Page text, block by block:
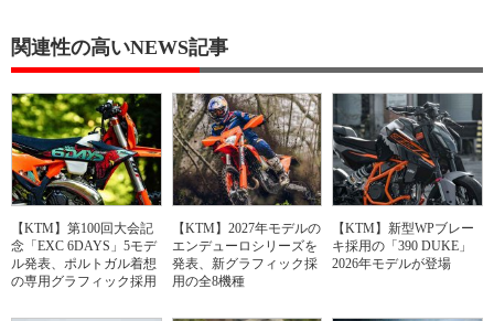
関連性の高いNEWS記事
【KTM】第100回大会記
念「EXC 6DAYS」5モデ
ル発表、ポルトガル着想
の専用グラフィック採用
【KTM】2027年モデルの
エンデューロシリーズを
発表、新グラフィック採
用の全8機種
【KTM】新型WPブレー
キ採用の「390 DUKE」
2026年モデルが登場